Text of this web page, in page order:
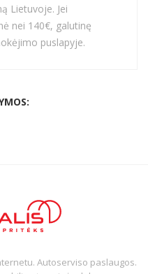
Lietuvoje. Jei
nei 140€, galutinę
puslapyje.
Autoserviso paslaugos.